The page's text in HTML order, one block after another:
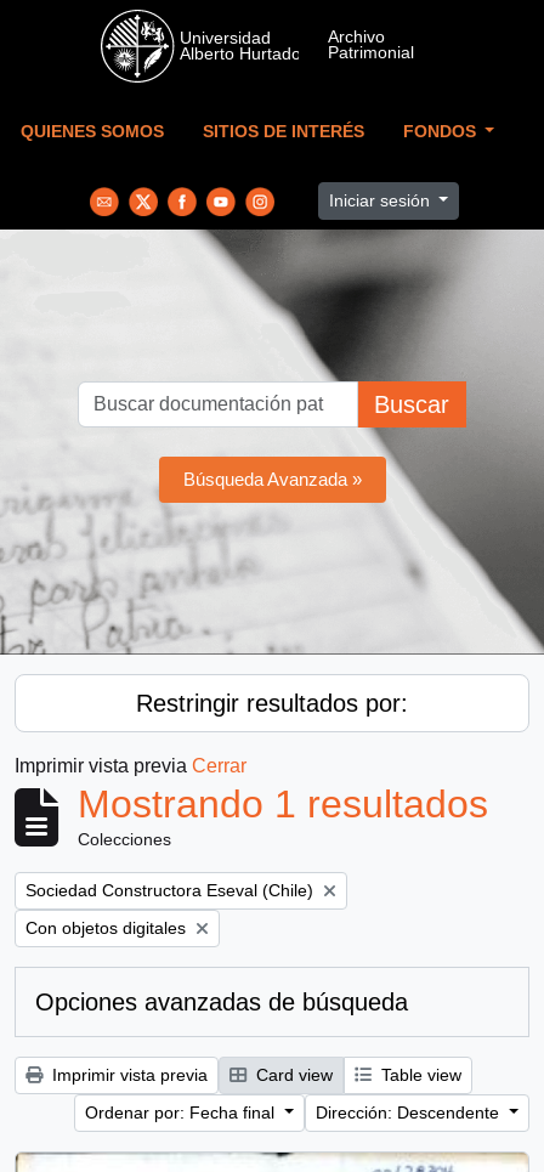
Skip to main content
QUIENES SOMOS SITIOS DE INTERÉS FONDOS
Iniciar sesión
Buscar
Búsqueda Avanzada »
Restringir resultados por:
Imprimir vista previa Cerrar
Mostrando 1 resultados
Colecciones
Remove filter:
Sociedad Constructora Eseval (Chile)
Remove filter:
Con objetos digitales
Opciones avanzadas de búsqueda
Imprimir vista previa Card view
Table view
Ordenar por: Fecha final
Dirección: Descendente